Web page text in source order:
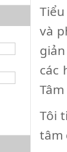
và
các
Tôi
tâm